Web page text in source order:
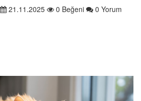
21.11.2025 0 Beğeni 0 Yorum